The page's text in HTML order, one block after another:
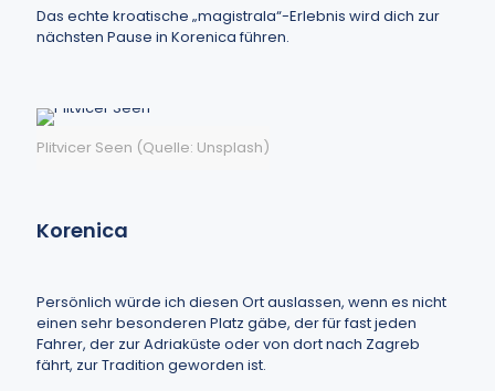
Das echte kroatische „magistrala“-Erlebnis wird dich zur
nächsten Pause in Korenica führen.
Plitvicer Seen (Quelle: Unsplash)
Korenica
Persönlich würde ich diesen Ort auslassen, wenn es nicht
einen sehr besonderen Platz gäbe, der für fast jeden
Fahrer, der zur Adriaküste oder von dort nach Zagreb
fährt, zur Tradition geworden ist.